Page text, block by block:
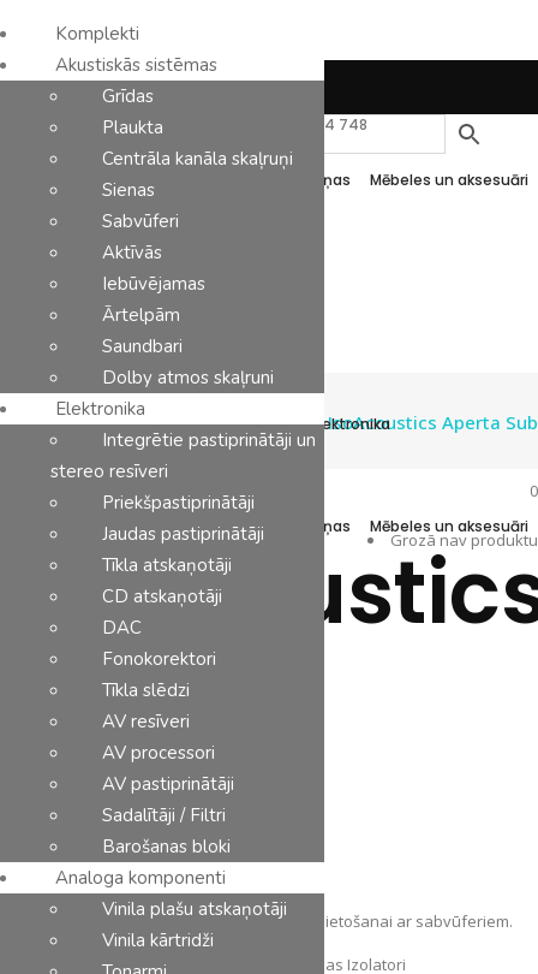
Latviešu
+371 27 875 475 +371 25 474 748
P.-Pk.: 11:00-19:00 | S.-Sv.: Zvaniet!
Komplekti Akustiskās sistēmas Elektronika
Analoga komponenti Kabeļi Austiņas Mēbeles un aksesuāri
Ražotāji Kontakti
0
Grozā nav produktu
Komplekti Akustiskās sistēmas
Analoga komponenti Austiņas Mēbeles un aksesuāri
Ražotāji Kontakti
StereoPlus/IsoAcoustics Aperta Sub
Pretvibrācijas izolācijas paliktnis. Paredzēts lietošanai ar sabvūferiem.
AkS-St-Ak-IsAk-AprtSb Vibrācijas Izolatori
Komplekti
Akustiskās sistēmas
Grīdas
Plaukta
Centrāla kanāla skaļruņi
Sienas
Sabvūferi
Aktīvās
Iebūvējamas
Ārtelpām
Saundbari
Dolby atmos skaļruni
Elektronika
Integrētie pastiprinātāji un
stereo resīveri
Priekšpastiprinātāji
Jaudas pastiprinātāji
Tīkla atskaņotāji
CD atskaņotāji
DAC
Fonokorektori
Tīkla slēdzi
AV resīveri
AV processori
AV pastiprinātāji
Sadalītāji / Filtri
Barošanas bloki
Analoga komponenti
Vinila plašu atskaņotāji
Vinila kārtridži